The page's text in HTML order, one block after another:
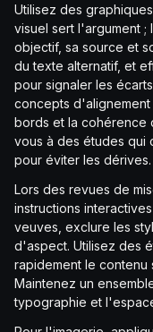
Utilisez des
visuel sert l'argument
objectif, sa source et
du texte alternatif, et
pour signaler les
concepts
bords et la cohérence
vous à des études qui
pour éviter les dérives.
Lors des revues de
instructions
veuves, exclure les
d'aspect. Utilisez des
rapidement le
Maintenez un
typographie et